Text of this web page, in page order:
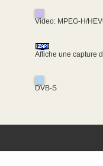
Video: MPEG-H/
Affiche une capture
DVB-S